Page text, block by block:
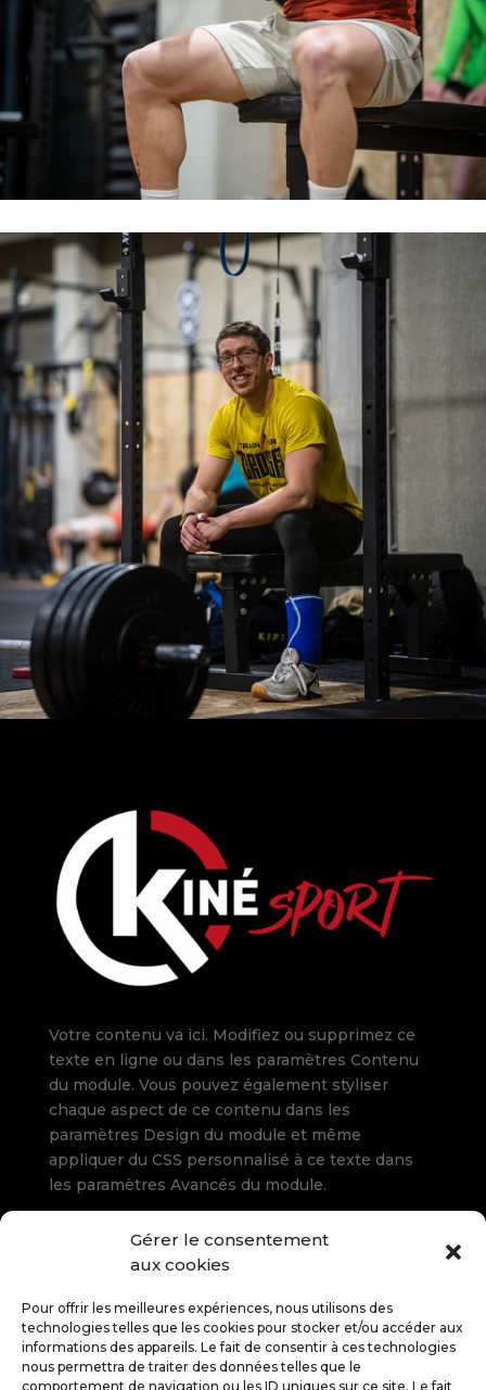
Gérer le consentement
aux cookies
Pour offrir les meilleures expériences, nous utilisons des
technologies telles que les cookies pour stocker et/ou accéder aux
informations des appareils. Le fait de consentir à ces technologies
nous permettra de traiter des données telles que le
comportement de navigation ou les ID uniques sur ce site. Le fait
Votre contenu va ici. Modifiez ou supprimez ce
texte en ligne ou dans les paramètres Contenu
du module. Vous pouvez également styliser
chaque aspect de ce contenu dans les
paramètres Design du module et même
appliquer du CSS personnalisé à ce texte dans
les paramètres Avancés du module.
Rue du Pont Pavot 29
5660 Frasnes (Couvin)
Tél.+32 60 349 123
Lundi au jeudi : 8 h-21 h
Vendredi : 8 h-20 h